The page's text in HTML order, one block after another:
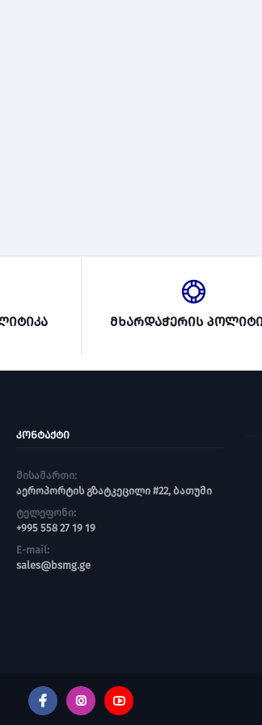
მხარდაჭერის
ᲙᲝᲜᲢᲐᲥᲢᲘ
მისამართი:
აეროპორტის გზატკეცილი #22, ბათუმი
ტელეფონი:
+995 558 27 19 19
E-mail:
sales@bsmg.ge